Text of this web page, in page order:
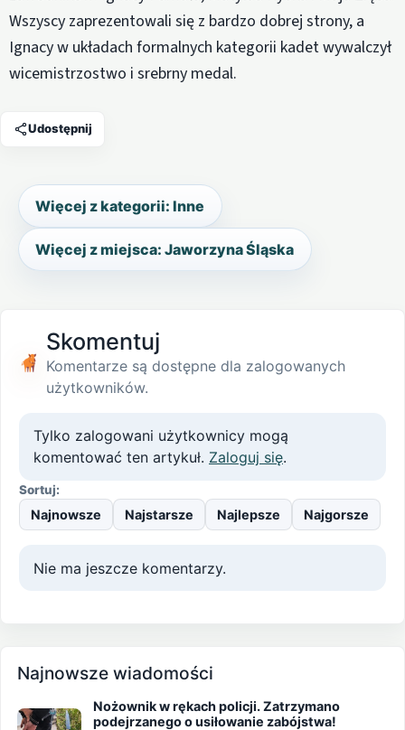
Wszyscy zaprezentowali się z bardzo dobrej strony, a
Ignacy w układach formalnych kategorii kadet wywalczył
wicemistrzostwo i srebrny medal.
Udostępnij
Więcej z kategorii: Inne
Więcej z miejsca: Jaworzyna Śląska
Skomentuj
Komentarze są dostępne dla zalogowanych
użytkowników.
Tylko zalogowani użytkownicy mogą
komentować ten artykuł. Zaloguj się.
Sortuj:
Najnowsze Najstarsze Najlepsze Najgorsze
Nie ma jeszcze komentarzy.
Najnowsze wiadomości
Nożownik w rękach policji. Zatrzymano
podejrzanego o usiłowanie zabójstwa!